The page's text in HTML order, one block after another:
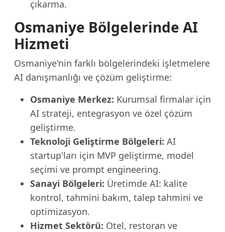
çıkarma.
Osmaniye Bölgelerinde AI
Hizmeti
Osmaniye'nin farklı bölgelerindeki işletmelere
AI danışmanlığı ve çözüm geliştirme:
Osmaniye Merkez: Kurumsal firmalar için
AI strateji, entegrasyon ve özel çözüm
geliştirme.
Teknoloji Geliştirme Bölgeleri: AI
startup'ları için MVP geliştirme, model
seçimi ve prompt engineering.
Sanayi Bölgeleri: Üretimde AI: kalite
kontrol, tahmini bakım, talep tahmini ve
optimizasyon.
Hizmet Sektörü: Otel, restoran ve